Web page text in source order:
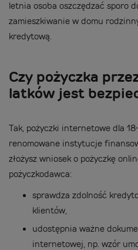
letnia osoba oszczędzać sporo
zamieszkiwanie w domu
kredytową.
Czy pożyczka
latków jest
Tak, pożyczki internetowe dla
renomowane instytucje
złożysz wniosek o pożyczkę
pożyczkodawca:
sprawdza zdolność
klientów,
udostępnia ważne
internetowej, np. wzór